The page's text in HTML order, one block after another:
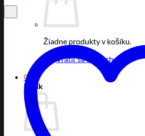
Žiadne produkty v košíku.
Vrátiť sa do obchodu
0
Košík